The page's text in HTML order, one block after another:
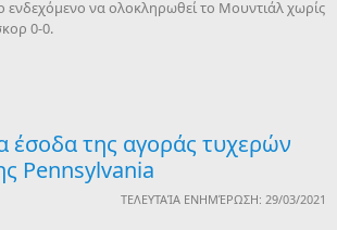
να ολοκληρωθεί το Μουντιάλ χωρίς
0-0.
έσοδα της αγοράς τυχερών
Pennsylvania
ΤΕΛΕΥΤΑΊΑ ΕΝΗΜΈΡΩΣΗ: 29/03/2021